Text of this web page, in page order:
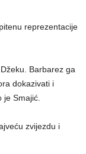
reprezentacije
Barbarez ga
dokazivati i
je Smajić.
zvijezdu i